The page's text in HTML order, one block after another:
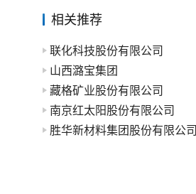
相关推荐
联化科技股份有限公司
山西潞宝集团
藏格矿业股份有限公司
南京红太阳股份有限公司
胜华新材料集团股份有限公司